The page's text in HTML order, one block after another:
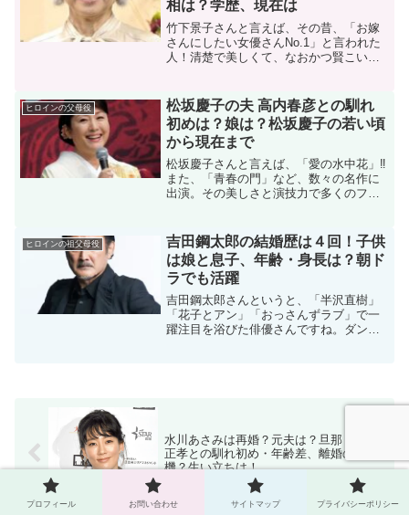
相は？学歴、現在は
竹下景子さんと言えば、その昔、「お嫁
さんにしたい女優さんNo.1」と言われた
人！清楚で美しくて、なおかつ賢こい女
の息子さんがいらっしゃいます。職業
は…俳優さんなんです...
ヒロインの父母役
松坂慶子の夫 高内春彦との馴れ
初めは？娘は？松坂慶子の若い頃
から現在まで
松坂慶子さんと言えば、「愛の水中花」‼
また、「青春の門」など、数々の名作に
出演。その美しさと演技力で多くのファ
プライベートではどんな人生を歩んでこ
られたのでしょうか？今...
ヒロインの祖父母役
吉田鋼太郎の結婚歴は４回！子供
は娘と息子、年齢・身長は？朝ド
ラでも活躍
吉田鋼太郎さんというと、「半沢直樹」
「花子とアン」「おっさんずラブ」で一
躍注目を浴びた俳優さんですね。ダンデ
水川あさみは再婚？元夫は？旦那・窪田
正孝との馴れ初め・年齢差、離婚の危
機？生い立ちは！
プロフィール お問い合わせ サイトマップ プライバシーポリシー